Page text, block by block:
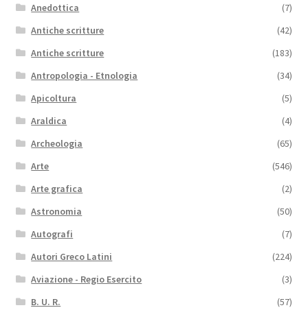
Anedottica
(7)
Antiche scritture
(42)
Antiche scritture
(183)
Antropologia - Etnologia
(34)
Apicoltura
(5)
Araldica
(4)
Archeologia
(65)
Arte
(546)
Arte grafica
(2)
Astronomia
(50)
Autografi
(7)
Autori Greco Latini
(224)
Aviazione - Regio Esercito
(3)
B. U. R.
(57)